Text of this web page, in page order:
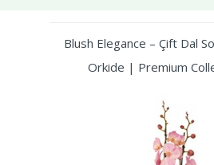
Blush Elegance – Çift Dal
Orkide | Premium